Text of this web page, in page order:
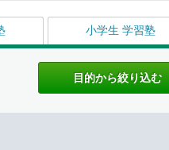
小学生 学習塾